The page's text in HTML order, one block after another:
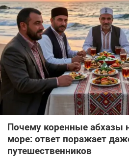
Почему коренные абхазы
море: ответ поражает
путешественников